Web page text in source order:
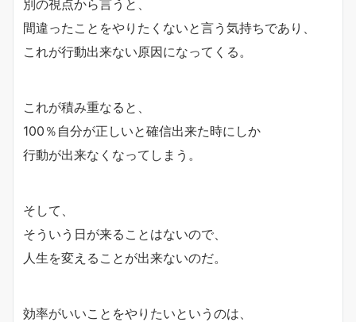
別の視点から言うと、
間違ったことをやりたくないと言う気持ちであり、
これが行動出来ない原因になってくる。
これが積み重なると、
100％自分が正しいと確信出来た時にしか
行動が出来なくなってしまう。
そして、
そういう日が来ることはないので、
人生を変えることが出来ないのだ。
効率がいいことをやりたいというのは、